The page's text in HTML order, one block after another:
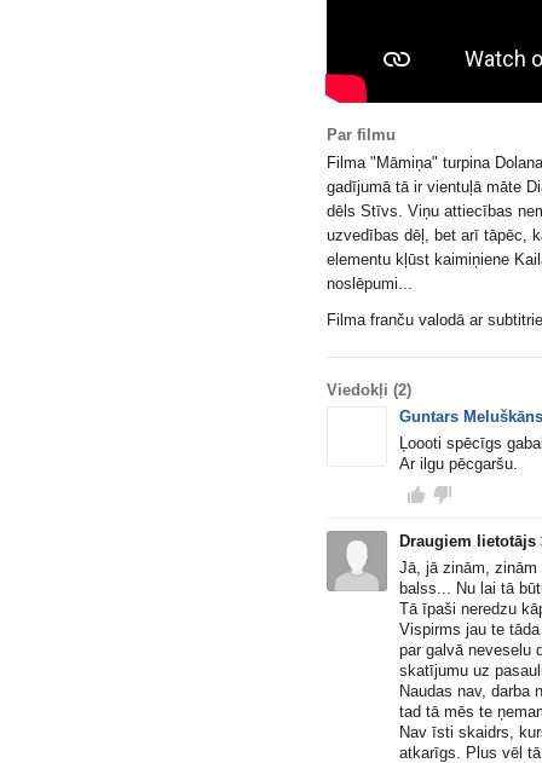
Par filmu
Filma "Māmiņa" turpina
gadījumā tā ir vientuļā māte
dēls Stīvs. Viņu attiecības
uzvedības dēļ, bet arī tāpēc,
elementu kļūst kaimiņiene
noslēpumi...
Filma franču valodā ar
Viedokļi (2)
Guntars Meluškāns
Ļoooti spēcīgs
Ar ilgu pēcgaršu.
Draugiem lietotājs
Jā, jā zinām, zinām
balss... Nu lai tā
Tā īpaši neredzu
Vispirms jau te
par galvā neveselu
skatījumu uz
Naudas nav, darba
tad tā mēs te
Nav īsti skaidrs,
atkarīgs. Plus vēl